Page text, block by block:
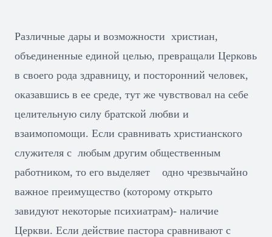
Различные дары и возможности христиан,
объединенные единой целью, превращали Церковь
в своего рода здравницу, и посторонний человек,
оказавшись в ее среде, тут же чувствовал на себе
целительную силу братской любви и
взаимопомощи. Если сравнивать христианского
служителя с любым другим общественным
работником, то его выделяет одно чрезвычайно
важное преимущество (которому открыто
завидуют некоторые психиатрам)- наличие
Церкви. Если действие пастора сравнивают с